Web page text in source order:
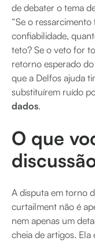
de debater o tema
“Se o
confiabilidade,
teto? Se o veto for
retorno esperado
que a Delfos ajuda
substituírem ruído
dados.
O que
A disputa em torno
curtailment não é
nem apenas um
cheia de artigos.